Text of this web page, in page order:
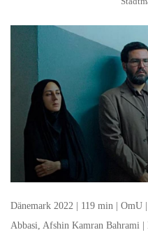
Dänemark 2022 | 119 min |
Abbasi, Afshin Kamran Bahrami